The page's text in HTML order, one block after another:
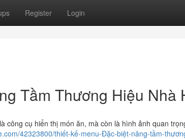
Register Login
Tầm Thương Hiệu Nhà
công cụ hiển thị món ăn, mà còn là hình ảnh quan
42323800/thiết-kế-menu-Đặc-biệt-nâng-tầm-